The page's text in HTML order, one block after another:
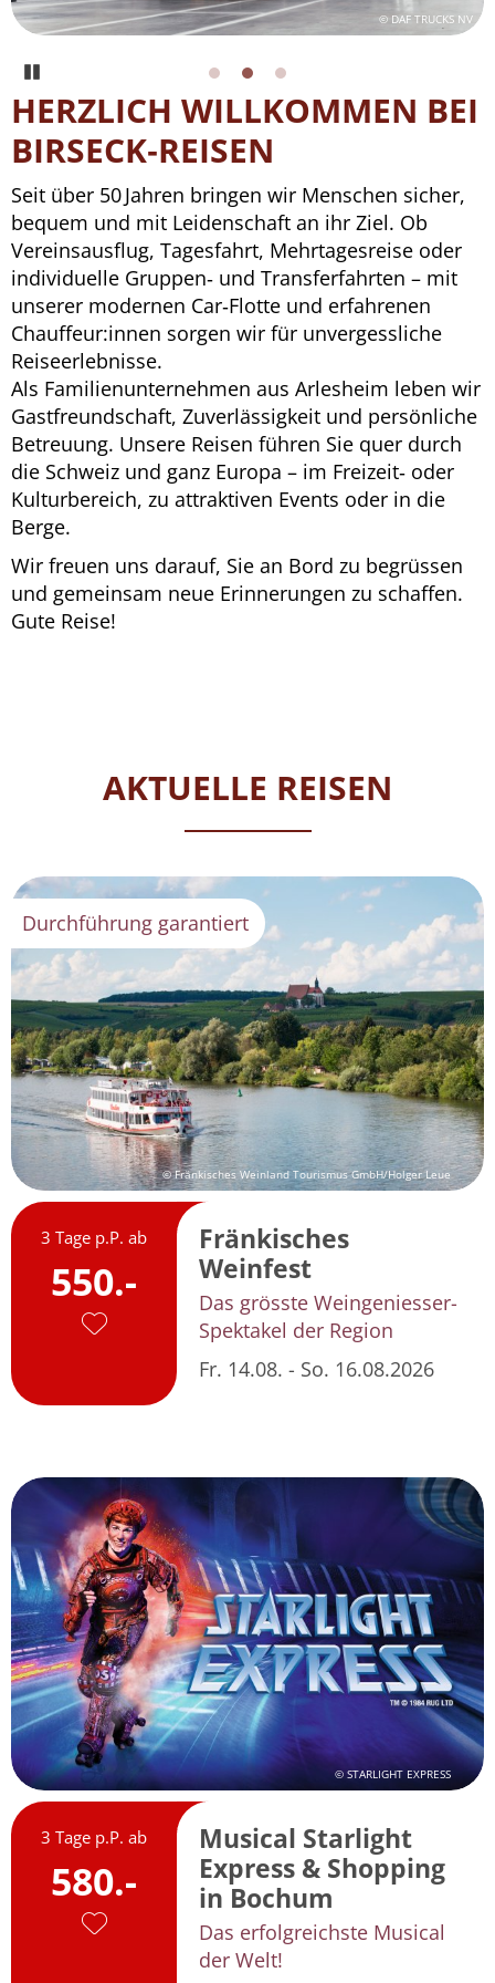
© DAF TRUCKS NV
© Ma_Frank/pixabay.com
HERZLICH WILLKOMMEN BEI
BIRSECK‑REISEN
Seit über 50 Jahren bringen wir Menschen sicher,
bequem und mit Leidenschaft an ihr Ziel. Ob
Vereinsausflug, Tagesfahrt, Mehrtagesreise oder
individuelle Gruppen‑ und Transferfahrten – mit
unserer modernen Car‑Flotte und erfahrenen
Chauffeur:innen sorgen wir für unvergessliche
Reiseerlebnisse.
Als Familienunternehmen aus Arlesheim leben wir
Gastfreundschaft, Zuverlässigkeit und persönliche
Betreuung. Unsere Reisen führen Sie quer durch
die Schweiz und ganz Europa – im Freizeit‑ oder
Kulturbereich, zu attraktiven Events oder in die
Berge.
Wir freuen uns darauf, Sie an Bord zu begrüssen
und gemeinsam neue Erinnerungen zu schaffen.
Gute Reise!
AKTUELLE REISEN
Durchführung garantiert
© Fränkisches Weinland Tourismus GmbH/Holger Leue
3 Tage p.P. ab
550.-
Fränkisches
Weinfest
Das grösste Weingeniesser-
Spektakel der Region
Fr. 14.08. - So. 16.08.2026
© STARLIGHT EXPRESS
3 Tage p.P. ab
580.-
Musical Starlight
Express & Shopping
in Bochum
Das erfolgreichste Musical
der Welt!